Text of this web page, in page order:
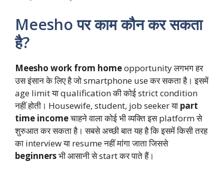
Meesho पर काम कौन कर सकता
है?
Meesho work from homeopportunity लगभग हर
उस इंसान के लिए है जो smartphone use कर सकता है। इसमें
age limit या qualification की कोई strict condition
नहीं होती। Housewife, student, job seeker या part
time incomeचाहने वाला कोई भी व्यक्ति इस platform से
शुरुआत कर सकता है। सबसे अच्छी बात यह है कि इसमें किसी तरह
का interview या resume नहीं मांगा जाता जिससे
beginnersभी आसानी से start कर पाते हैं।